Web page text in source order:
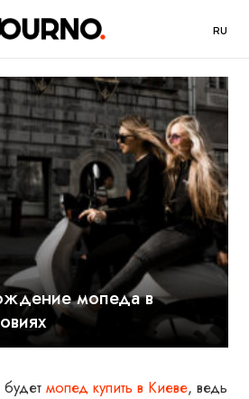
RU
мопеда в
мопед купить в Киеве, ведь